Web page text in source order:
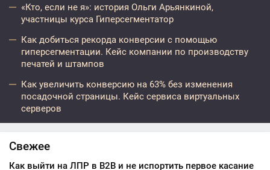
«Кто, если не я»: история Ольги Арьянкиной,
участницы курса Гиперсегментатор
Как добиться рекорда конверсии с помощью
гиперсегментации. Кейс компании по производству
печатей и штампов
Как увеличить конверсию на 63% без изменения
посадочной страницы. Кейс сервиса виртуальных
серверов
Свежее
Как выйти на ЛПР в B2B и не испортить первое касание